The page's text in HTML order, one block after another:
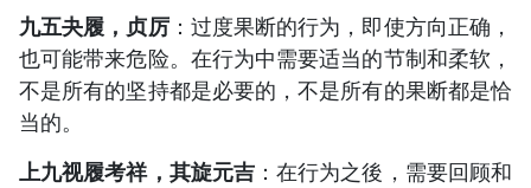
九五夬履，贞厉：过度果断的行为，即使方向正确，
也可能带来危险。在行为中需要适当的节制和柔软，
不是所有的坚持都是必要的，不是所有的果断都是恰
当的。
上九视履考祥，其旋元吉 ：在行为之後，需要回顾和